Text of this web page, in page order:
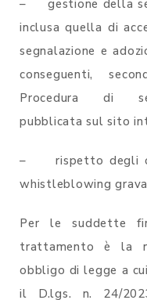
– gestione della
inclusa quella di
segnalazione e
conseguenti,
Procedura di
pubblicata sul sito
– rispetto degli
whistleblowing
Per le suddette
trattamento è la
obbligo di legge a
il D.lgs. n. 24/